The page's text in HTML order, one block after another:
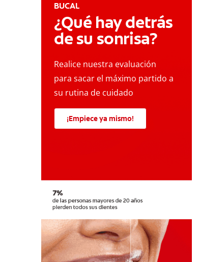
BUCAL
¿Qué hay detrás
de su sonrisa?
Realice nuestra evaluación
para sacar el máximo partido a
su rutina de cuidado
¡Empiece ya mismo!